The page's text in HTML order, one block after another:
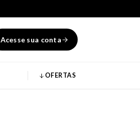
Acesse sua conta
OFERTAS